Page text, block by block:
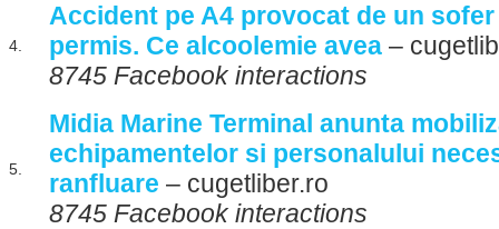
4.
Accident pe A4 provocat de un
permis. Ce alcoolemie avea –
8745 Facebook interactions
5.
Midia Marine Terminal anunta
echipamentelor si personalului
ranfluare – cugetliber.ro
8745 Facebook interactions